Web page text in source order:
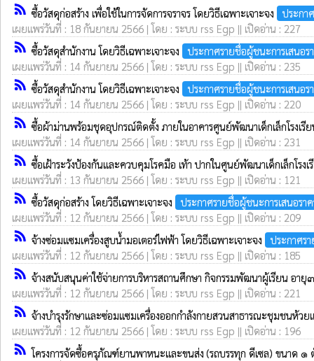
rss_feed ซื้อวัสดุก่อสร้าง เพื่อใช้ในการจัดการจราจร โดยวิธีเฉพาะเจาะจง
ประกา
เผยแพร่วันที่ : 18 กันยายน 2566 | โดย : ระบบ rss Egp || เปิดอ่าน : 227
rss_feed ซื้อวัสดุสำนักงาน โดยวิธีเฉพาะเจาะจง
ประกาศรายชื่อผู้ชนะการเสนอร
เผยแพร่วันที่ : 14 กันยายน 2566 | โดย : ระบบ rss Egp || เปิดอ่าน : 235
rss_feed ซื้อวัสดุสำนักงาน โดยวิธีเฉพาะเจาะจง
ประกาศรายชื่อผู้ชนะการเสนอร
เผยแพร่วันที่ : 14 กันยายน 2566 | โดย : ระบบ rss Egp || เปิดอ่าน : 220
rss_feed ซื้อผ้าม่านพร้อมชุดอุปกรณ์ติดตั้ง ภายในอาคารศูนย์พัฒนาเด็กเล็กโรงเรีย
เผยแพร่วันที่ : 14 กันยายน 2566 | โดย : ระบบ rss Egp || เปิดอ่าน : 231
rss_feed ซื้อเฝ้าระวังป้องกันและควบคุมโรคมือ เท้า ปากในศูนย์พัฒนาเด็กเล็กโร
เผยแพร่วันที่ : 13 กันยายน 2566 | โดย : ระบบ rss Egp || เปิดอ่าน : 121
rss_feed ซื้อวัสดุก่อสร้าง โดยวิธีเฉพาะเจาะจง
ประกาศรายชื่อผู้ชนะการเสนอรา
เผยแพร่วันที่ : 12 กันยายน 2566 | โดย : ระบบ rss Egp || เปิดอ่าน : 209
rss_feed จ้างซ่อมแซมเครื่องสูบน้ำมอเตอร์ไฟฟ้า โดยวิธีเฉพาะเจาะจง
ประกาศร
เผยแพร่วันที่ : 12 กันยายน 2566 | โดย : ระบบ rss Egp || เปิดอ่าน : 185
rss_feed จ้างสนับสนุนค่าใช้จ่ายการบริหารสถานศึกษา กิจกรรมพัฒนาผู้เรียน อา
เผยแพร่วันที่ : 12 กันยายน 2566 | โดย : ระบบ rss Egp || เปิดอ่าน : 221
rss_feed จ้างบำรุงรักษาและซ่อมแซมเครื่องออกกำลังกายสวนสาธารณะชุมชนห้วย
เผยแพร่วันที่ : 12 กันยายน 2566 | โดย : ระบบ rss Egp || เปิดอ่าน : 196
rss_feed โครงการจัดซื้อครุภัณฑ์ยานพาหนะและขนส่ง (รถบรรทุก ดีเซล) ขนาด